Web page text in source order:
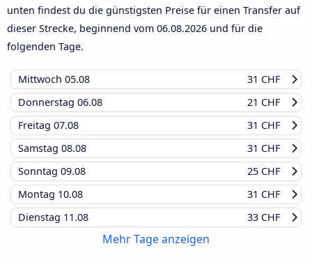
unten findest du die günstigsten Preise für einen Transfer auf
dieser Strecke, beginnend vom 06.08.2026 und für die
folgenden Tage.
Mittwoch 05.08
31 CHF
Donnerstag 06.08
21 CHF
Freitag 07.08
31 CHF
Samstag 08.08
31 CHF
Sonntag 09.08
25 CHF
Montag 10.08
31 CHF
Dienstag 11.08 33 CHF
Mehr Tage anzeigen